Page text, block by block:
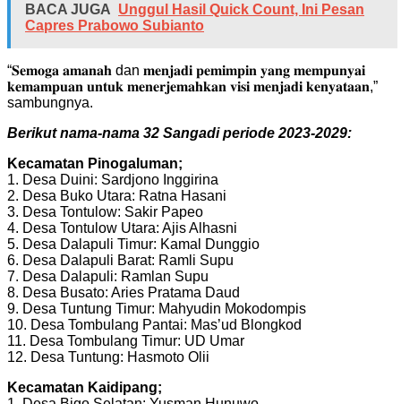
BACA JUGA Unggul Hasil Quick Count, Ini Pesan
Capres Prabowo Subianto
“𝐒𝐞𝐦𝐨𝐠𝐚 𝐚𝐦𝐚𝐧𝐚𝐡 dan 𝐦𝐞𝐧𝐣𝐚𝐝𝐢 𝐩𝐞𝐦𝐢𝐦𝐩𝐢𝐧 𝐲𝐚𝐧𝐠 𝐦𝐞𝐦𝐩𝐮𝐧𝐲𝐚𝐢
𝐤𝐞𝐦𝐚𝐦𝐩𝐮𝐚𝐧 𝐮𝐧𝐭𝐮𝐤 𝐦𝐞𝐧𝐞𝐫𝐣𝐞𝐦𝐚𝐡𝐤𝐚𝐧 𝐯𝐢𝐬𝐢 𝐦𝐞𝐧𝐣𝐚𝐝𝐢 𝐤𝐞𝐧𝐲𝐚𝐭𝐚𝐚𝐧,”
sambungnya.
Berikut nama-nama 32 Sangadi periode 2023-2029:
Kecamatan Pinogaluman;
1. Desa Duini: Sardjono Inggirina
2. Desa Buko Utara: Ratna Hasani
3. Desa Tontulow: Sakir Papeo
4. Desa Tontulow Utara: Ajis Alhasni
5. Desa Dalapuli Timur: Kamal Dunggio
6. Desa Dalapuli Barat: Ramli Supu
7. Desa Dalapuli: Ramlan Supu
8. Desa Busato: Aries Pratama Daud
9. Desa Tuntung Timur: Mahyudin Mokodompis
10. Desa Tombulang Pantai: Mas’ud Blongkod
11. Desa Tombulang Timur: UD Umar
12. Desa Tuntung: Hasmoto Olii
Kecamatan Kaidipang;